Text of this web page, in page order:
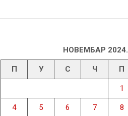
НОВЕМБАР 2024.
П У С Ч П
1
4 5 6 7 8